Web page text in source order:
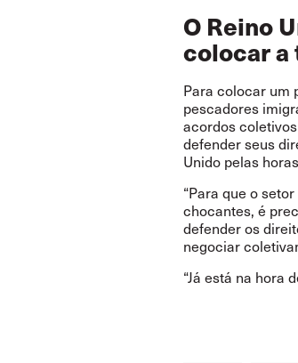
O Reino
colocar
Para colocar um
pescadores
acordos
defender seus
Unido pelas
“Para que o
chocantes, é
defender os
negociar
“Já está na hora